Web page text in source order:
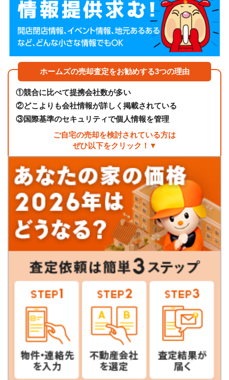
ホームズの売却査定をお勧めする3つの理由
①競合に比べて提携会社数が多い
②どこよりも会社情報が詳しく掲載されている
③国際基準のセキュリティで個人情報を管理
ご自宅の売却を検討されている方は
ぜひ以下をクリック！▼